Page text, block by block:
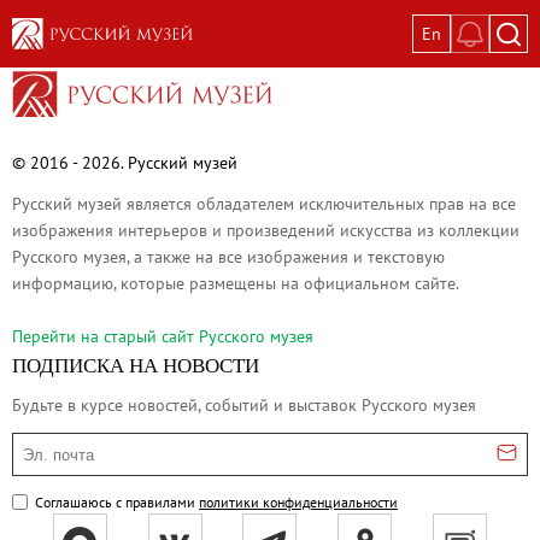
En
Выставки
Великая. Образ женщины в русском
Пётр Кончаловский. Сад в цвету
Иван Шишкин. Русский лес
Василий Тропинин
Окрестности Санкт-Петербурга в
Памяти Киры Владимировны
Постоянные экспозиции
Постоянная экспозиция «Наш
Русское искусство первой половины
Древнерусское искусство ХII—XVII
Русское искусство XVIII века
© 2016 - 2026. Русский музей
Русский музей является обладателем исключительных прав на все
изображения интерьеров и произведений искусства из коллекции
Русского музея, а также на все изображения и текстовую
информацию, которые размещены на официальном сайте.
Перейти на cтарый сайт Русского музея
ПОДПИСКА НА НОВОСТИ
Будьте в курсе новостей, событий и выставок Русского музея
Эл. почта
Соглашаюсь с правилами политики конфиденциальности